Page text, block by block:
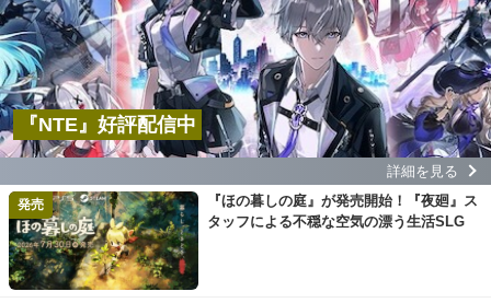
『NTE』好評配信中
詳細を見る
発売
『ほの暮しの庭』が発売開始！『夜廻』ス
タッフによる不穏な空気の漂う生活SLG